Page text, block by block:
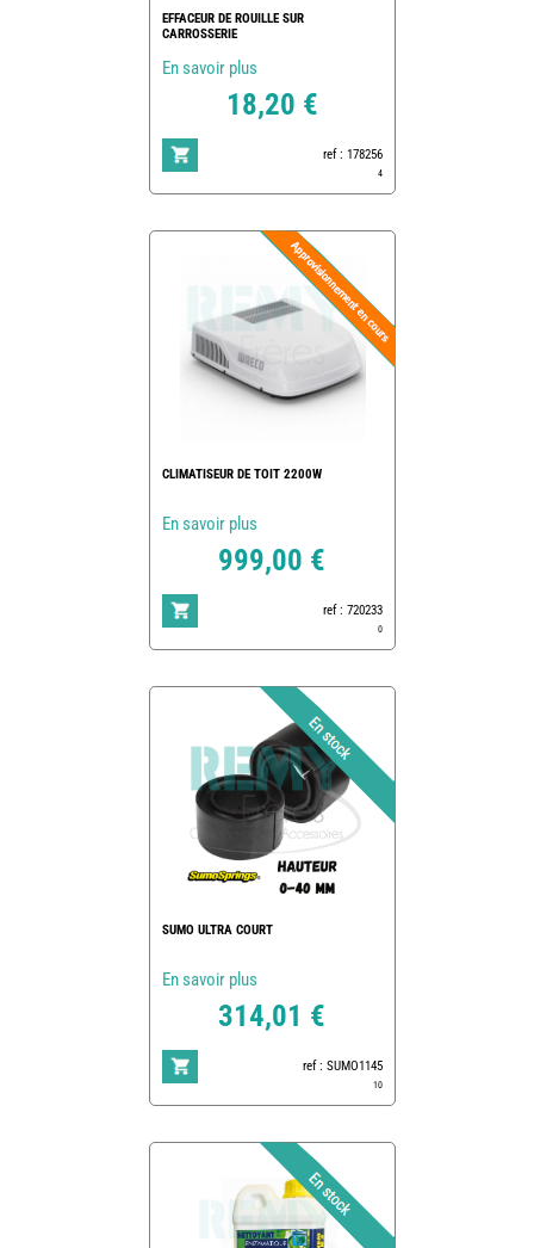
EFFACEUR DE ROUILLE SUR
CARROSSERIE
En savoir plus
18,20 €
ref : 178256
4
CLIMATISEUR DE TOIT 2200W
En savoir plus
999,00 €
ref : 720233
0
SUMO ULTRA COURT
En savoir plus
314,01 €
ref : SUMO1145
10